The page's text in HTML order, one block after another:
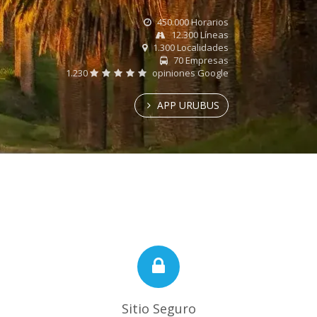
450.000 Horarios
12.300 Líneas
1.300 Localidades
70 Empresas
1.230
opiniones Google
APP URUBUS
Sitio Seguro